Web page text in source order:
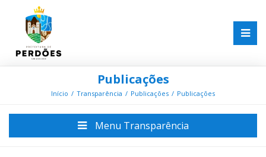
Publicações
Início Transparência Publicações Publicações
Menu Transparência